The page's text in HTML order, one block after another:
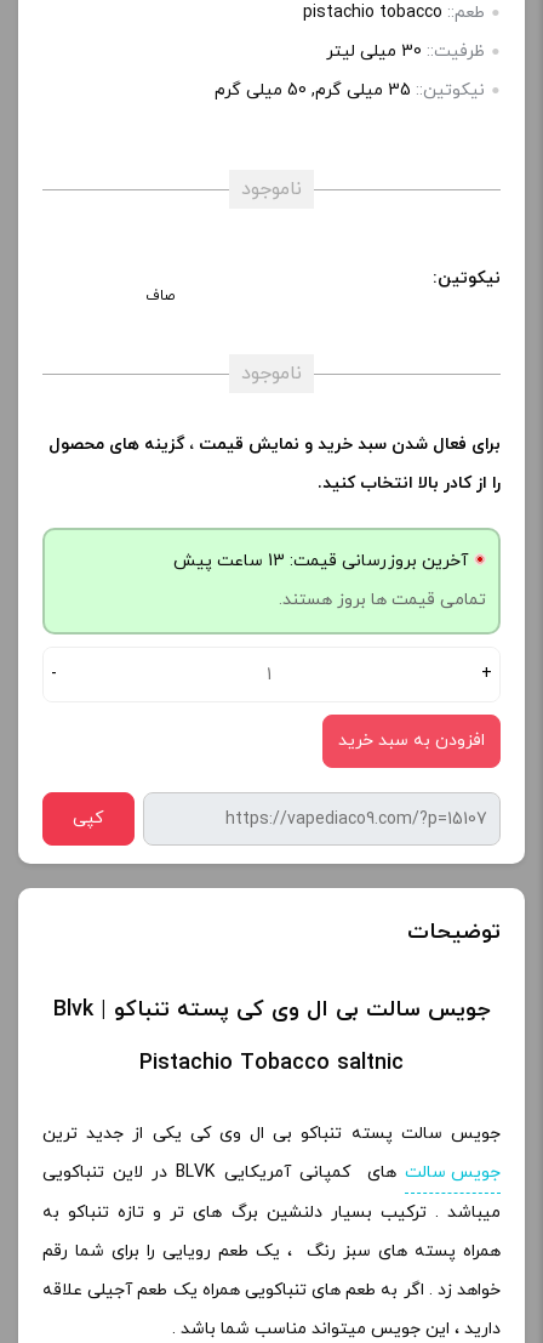
طعم:: pistachio tobacco
ظرفیت:: 30 میلی‌ لیتر
نیکوتین:: 35 میلی‌ گرم, 50 میلی گرم
ناموجود
نیکوتین:
صاف
ناموجود
برای فعال شدن سبد خرید و نمایش قیمت ، گزینه های محصول
را از کادر بالا انتخاب کنید.
آخرین بروزرسانی قیمت: 13 ساعت پیش
تمامی قیمت ها بروز هستند.
- +
افزودن به سبد خرید
کپی
توضیحات
جویس سالت بی ال وی کی پسته تنباکو | Blvk
Pistachio Tobacco saltnic
جویس سالت پسته تنباکو بی ال وی کی یکی از جدید ترین
جویس سالت
های کمپانی آمریکایی BLVK در لاین تنباکویی
میباشد . ترکیب بسیار دلنشین برگ های تر و تازه تنباکو به
همراه پسته های سبز رنگ ، یک طعم رویایی را برای شما رقم
خواهد زد . اگر به طعم های تنباکویی همراه یک طعم آجیلی علاقه
دارید ، این جویس میتواند مناسب شما باشد .